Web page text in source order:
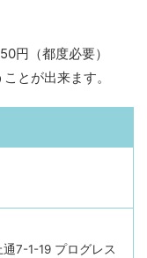
円（都度必要）
とが出来ます。
7-1-19 プログレス